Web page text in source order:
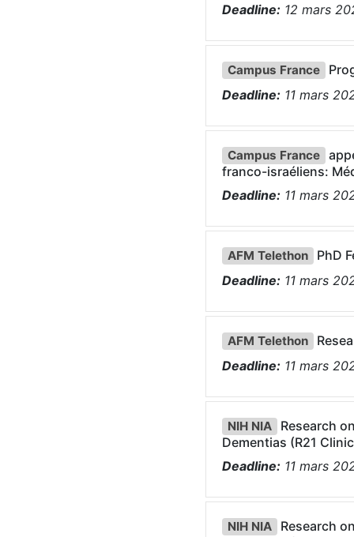
Deadline: 12 mars
Campus France
Deadline: 11 mars
Campus France
franco-israéliens:
Deadline: 11 mars
AFM Telethon
PhD
Deadline: 11 mars
AFM Telethon
Deadline: 11 mars
NIH NIA
Research
Dementias (R21
Deadline: 11 mars
NIH NIA
Research